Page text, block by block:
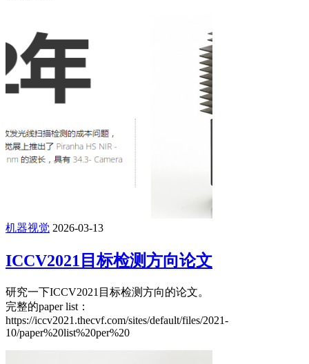
机器视觉 2026-03-13
ICCV2021目标检测方向论文
研究一下ICCV2021目标检测方向的论文。
完整的paper list：
https://iccv2021.thecvf.com/sites/default/files/2021-
10/paper%20list%20per%20